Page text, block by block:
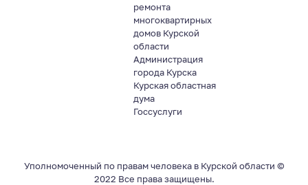
ремонта
многоквартирных
домов Курской
области
Администрация
города Курска
Курская областная
дума
Госсуслуги
Уполномоченный по правам человека в Курской области ©
2022 Все права защищены.